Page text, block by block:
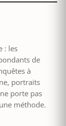
: les
de
à
portraits
porte pas
méthode.